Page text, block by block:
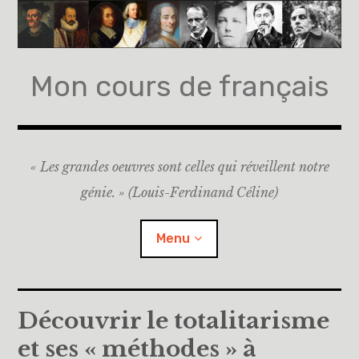
Mon cours de français
« Les grandes oeuvres sont celles qui réveillent notre
génie. » (Louis-Ferdinand Céline)
Menu
Accueil
A propos
Découvrir le totalitarisme
et ses « méthodes » à